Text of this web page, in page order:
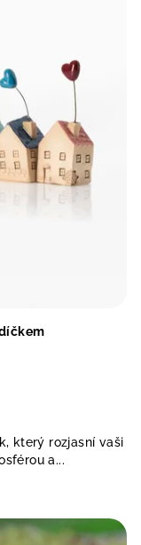
který rozjasní vaši
a...